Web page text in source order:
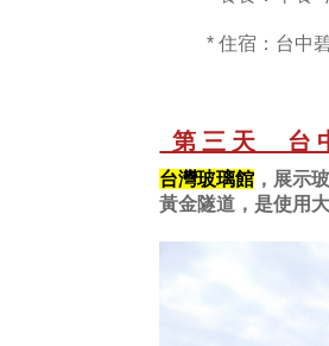
* 住宿：台中
第三天 台
台灣玻璃館 ， 展示
黃金隧道，是使用